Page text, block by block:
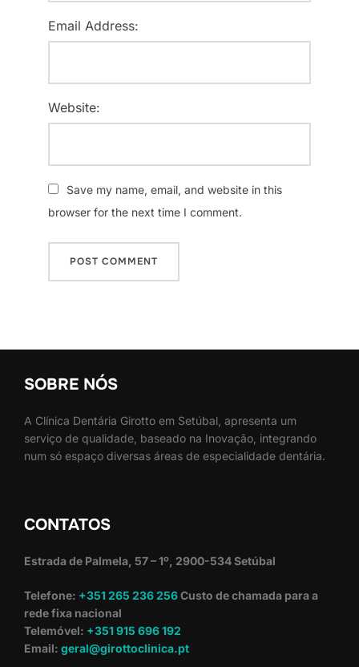
Email Address:
Website:
Save my name, email, and website in this
browser for the next time I comment.
SOBRE NÓS
A Clínica Dentária Girotto em Setúbal, apresenta um
serviço de qualidade, baseado na Inovação, integrando
num só espaço diversas áreas de especialidade dentária.
CONTATOS
Estrada de Palmela, 57 – 1º, 2900-534 Setúbal
Telefone: +351 265 236 256Custo de chamada para a
rede fixa nacional
Telemóvel: +351 915 696 192
Email: geral@girottoclinica.pt